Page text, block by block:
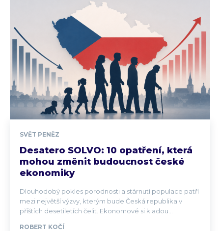
SVĚT PENĚZ
Desatero SOLVO: 10 opatření, která
mohou změnit budoucnost české
ekonomiky
Dlouhodobý pokles porodnosti a stárnutí populace patří
mezi největší výzvy, kterým bude Česká republika v
příštích desetiletích čelit. Ekonomové si kladou...
ROBERT KOČÍ